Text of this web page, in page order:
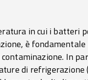
in cui i batteri
è
In
di